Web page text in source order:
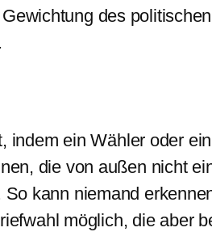
des
indem ein Wähler oder
die von außen nicht
kann niemand
möglich, die aber